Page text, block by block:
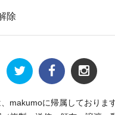
除
makumoに帰属しておりま